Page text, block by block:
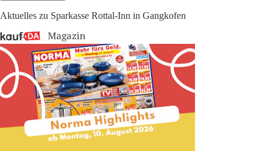
Aktuelles zu Sparkasse Rottal-Inn in Gangkofen